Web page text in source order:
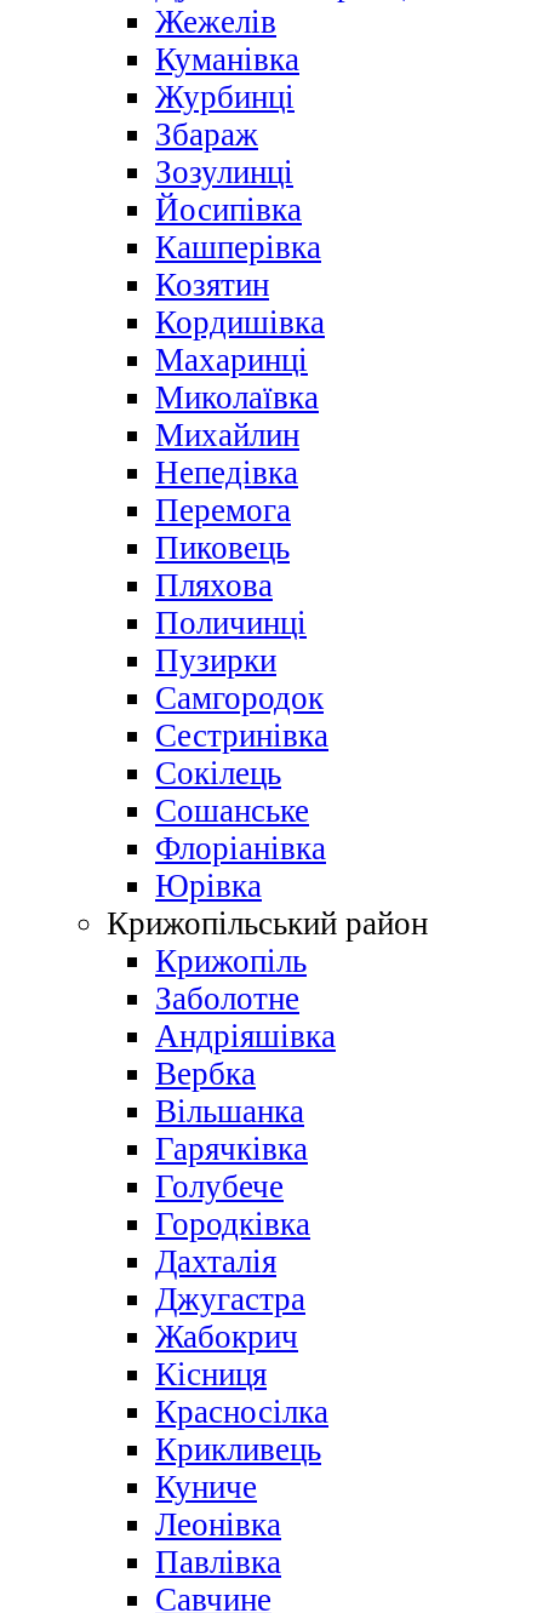
Жежелів
Куманівка
Журбинці
Збараж
Зозулинці
Йосипівка
Кашперівка
Козятин
Кордишівка
Махаринці
Миколаївка
Михайлин
Непедівка
Перемога
Пиковець
Пляхова
Поличинці
Пузирки
Самгородок
Сестринівка
Сокілець
Сошанське
Флоріанівка
Юрівка
Крижопільський район
Крижопіль
Заболотне
Андріяшівка
Вербка
Вільшанка
Гарячківка
Голубече
Городківка
Дахталія
Джугастра
Жабокрич
Кісниця
Красносілка
Крикливець
Куниче
Леонівка
Павлівка
Савчине